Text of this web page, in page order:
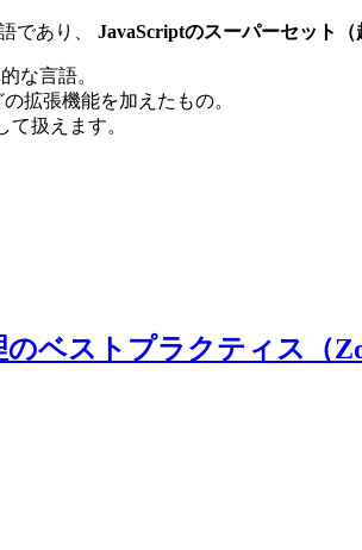
であり、 JavaScriptのスーパーセット（
な言語。
拡張機能を加えたもの。
扱えます。
ベストプラクティス（